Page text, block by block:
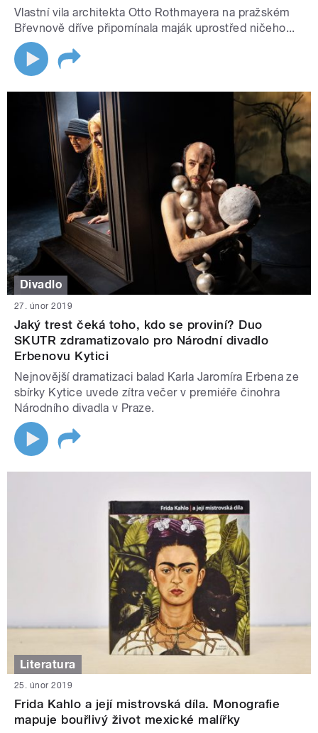
Vlastní vila architekta Otto Rothmayera na pražském
Břevnově dříve připomínala maják uprostřed ničeho...
Divadlo
27. únor 2019
Jaký trest čeká toho, kdo se proviní? Duo
SKUTR zdramatizovalo pro Národní divadlo
Erbenovu Kytici
Nejnovější dramatizaci balad Karla Jaromíra Erbena ze
sbírky Kytice uvede zítra večer v premiéře činohra
Národního divadla v Praze.
Literatura
25. únor 2019
Frida Kahlo a její mistrovská díla. Monografie
mapuje bouřlivý život mexické malířky